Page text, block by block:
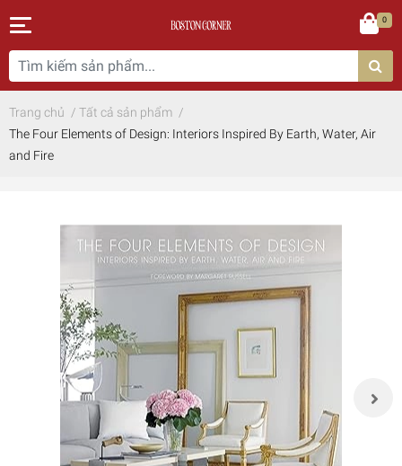
0
Trang chủ / Tất cả sản phẩm /
The Four Elements of Design: Interiors Inspired By Earth, Water, Air
and Fire